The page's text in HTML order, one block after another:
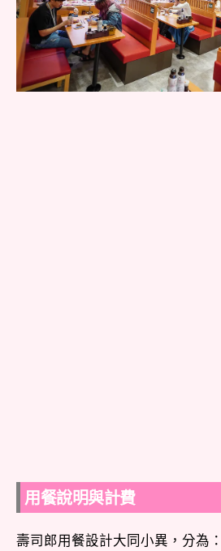
用餐說明與計費
壽司郎用餐設計大同小異，分為